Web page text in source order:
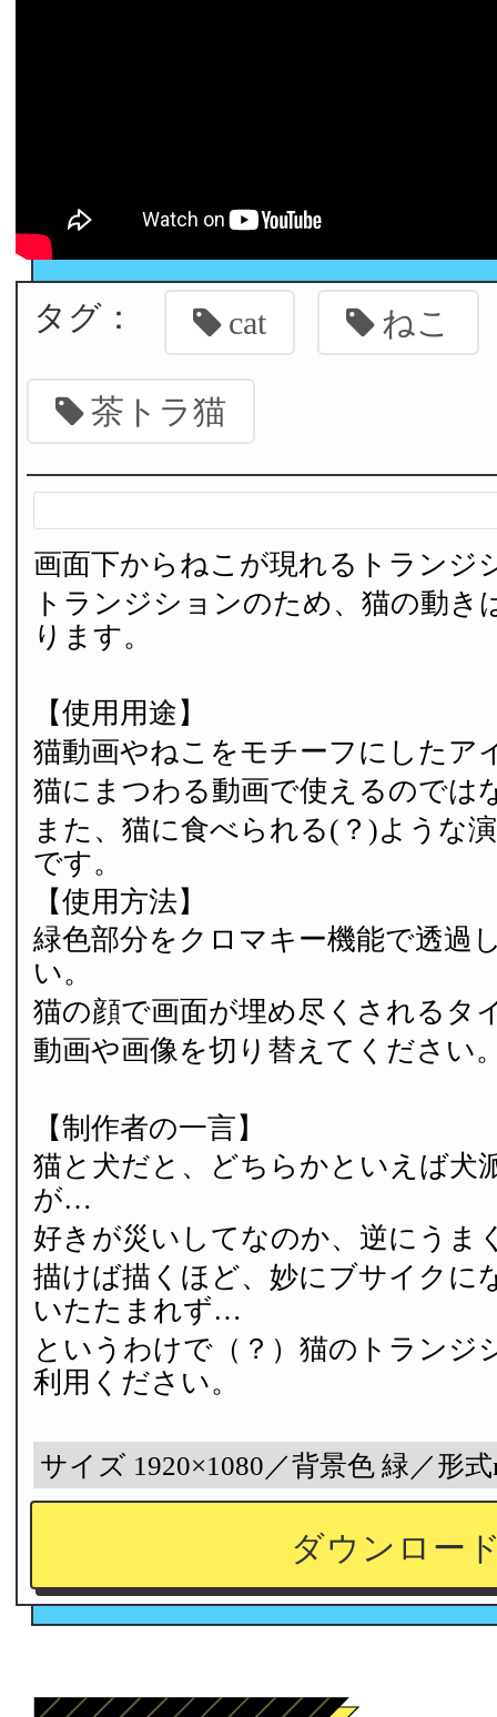
タグ： cat ねこ
茶トラ猫
ダウンロー
画面下からねこが現れるトランジ
トランジションのため、猫の動き
ります。
【使用用途】
猫動画やねこをモチーフにしたア
猫にまつわる動画で使えるのでは
また、猫に食べられる(？)ような
です。
【使用方法】
緑色部分をクロマキー機能で透過
い。
猫の顔で画面が埋め尽くされるタ
動画や画像を切り替えてください
【制作者の一言】
猫と犬だと、どちらかといえば犬
が…
好きが災いしてなのか、逆にうま
描けば描くほど、妙にブサイクに
いたたまれず…
というわけで（？）猫のトランジ
利用ください。
サイズ 1920×1080／背景色 緑／形式